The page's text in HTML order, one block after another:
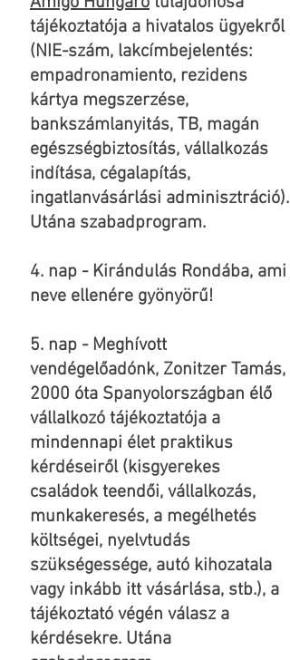
tájékoztatója a hivatalos ügyekről
(NIE-szám, lakcímbejelentés:
empadronamiento, rezidens
kártya megszerzése,
bankszámlanyitás, TB, magán
egészségbiztosítás, vállalkozás
indítása, cégalapítás,
ingatlanvásárlási adminisztráció).
Utána szabadprogram.
4. nap - Kirándulás Rondába, ami
neve ellenére gyönyörű!
5. nap - Meghívott
vendégelőadónk, Zonitzer Tamás,
2000 óta Spanyolországban élő
vállalkozó tájékoztatója a
mindennapi élet praktikus
kérdéseiről (kisgyerekes
családok teendői, vállalkozás,
munkakeresés, a megélhetés
költségei, nyelvtudás
szükségessége, autó kihozatala
vagy inkább itt vásárlása, stb.), a
tájékoztató végén válasz a
kérdésekre. Utána